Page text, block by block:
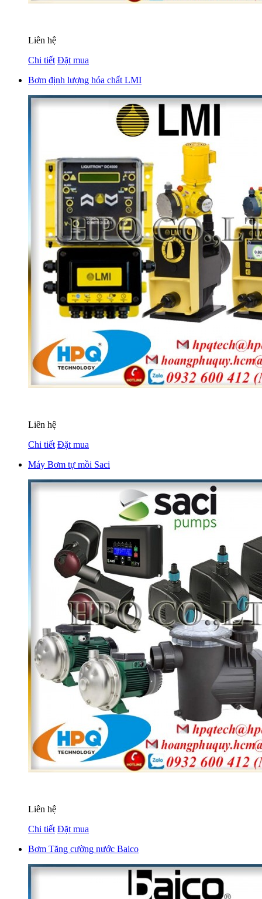
Liên hệ
Chi tiết Đặt mua
Bơm định lượng hóa chất LMI
Liên hệ
Chi tiết Đặt mua
Máy Bơm tự mồi Saci
Liên hệ
Chi tiết Đặt mua
Bơm Tăng cường nước Baico